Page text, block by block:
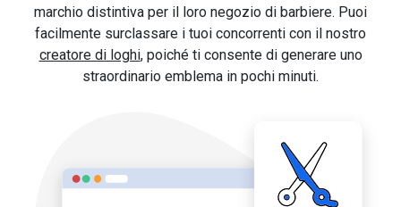
marchio distintiva per il loro negozio di barbiere. Puoi
facilmente surclassare i tuoi concorrenti con il nostro
creatore di loghi, poiché ti consente di generare uno
straordinario emblema in pochi minuti.